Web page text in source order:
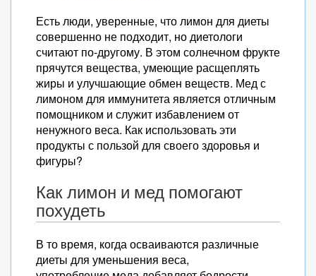
Есть люди, уверенные, что лимон для диеты
совершенно не подходит, но диетологи
считают по-другому. В этом солнечном фрукте
прячутся вещества, умеющие расщеплять
жиры и улучшающие обмен веществ. Мед с
лимоном для иммунитета является отличным
помощником и служит избавлением от
ненужного веса. Как использовать эти
продукты с пользой для своего здоровья и
фигуры?
Как лимон и мед помогают
похудеть
В то время, когда осваиваются различные
диеты для уменьшения веса,